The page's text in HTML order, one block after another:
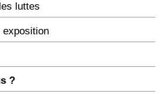
luttes
exposition
?